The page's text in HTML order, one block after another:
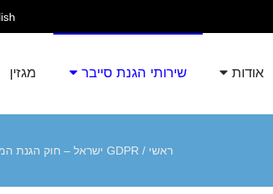
אודות שירותי הגנת סייבר מגזין
ראשי / GDPR ישראל – חוק הגנת המידע האירופאי החדש